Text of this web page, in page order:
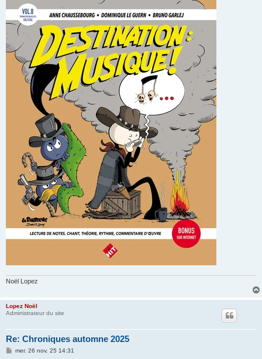
Noël Lopez
Lopez Noël
Administrateur du site
Re: Chroniques automne 2025
Mmer. 26 nov. 25 14:31